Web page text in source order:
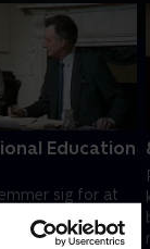
Education
sig for at
for
og Videnskab for